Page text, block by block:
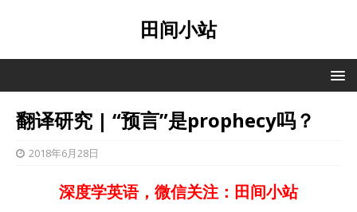
田间小站
翻译研究 | “预言”是prophecy吗？
2018年6月28日
深度学英语，微信关注：田间小站